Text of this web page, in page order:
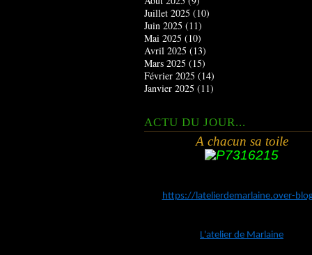
Juillet 2025 (10)
Juin 2025 (11)
Mai 2025 (10)
Avril 2025 (13)
Mars 2025 (15)
Février 2025 (14)
Janvier 2025 (11)
ACTU DU JOUR...
A chacun sa toile
https://latelierdemarlaine.over-
L'atelier de Marlaine